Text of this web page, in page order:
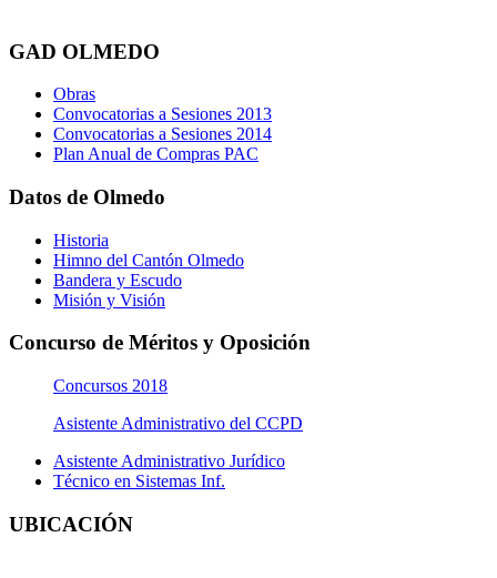
GAD OLMEDO
Obras
Convocatorias a Sesiones 2013
Convocatorias a Sesiones 2014
Plan Anual de Compras PAC
Datos de Olmedo
Historia
Himno del Cantón Olmedo
Bandera y Escudo
Misión y Visión
Concurso de Méritos y Oposición
Concursos 2018
Asistente Administrativo del CCPD
Asistente Administrativo Jurídico
Técnico en Sistemas Inf.
UBICACIÓN